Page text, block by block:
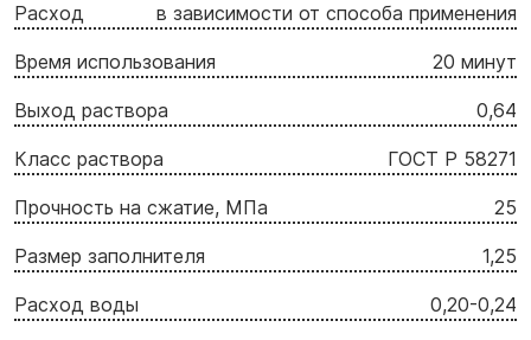
Расход в зависимости от способа применения
Время использования 20 минут
Выход раствора 0,64
Класс раствора ГОСТ Р 58271
Прочность на сжатие, МПа 25
Размер заполнителя 1,25
Расход воды 0,20-0,24